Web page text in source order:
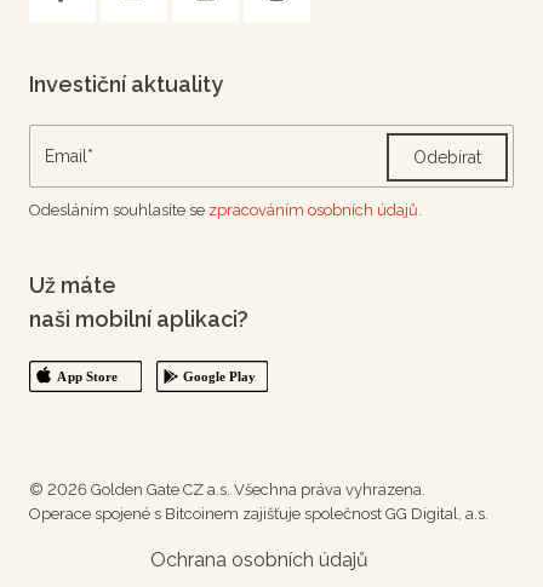
Investiční aktuality
Odebírat
Odesláním souhlasíte se zpracováním osobních údajů.
Už máte
naši mobilní aplikaci?
© 2026 Golden Gate CZ a.s. Všechna práva vyhrazena.
Operace spojené s Bitcoinem zajišťuje společnost GG Digital, a.s.
Ochrana osobních údajů